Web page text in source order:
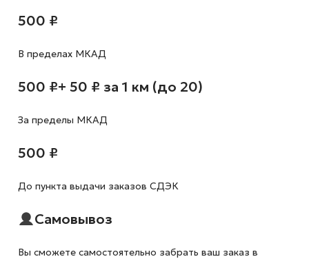
500 ₽
В пределах МКАД
500 ₽+ 50 ₽ за 1 км (до 20)
За пределы МКАД
500 ₽
До пункта выдачи заказов СДЭК
Самовывоз
Вы сможете самостоятельно забрать ваш заказ в